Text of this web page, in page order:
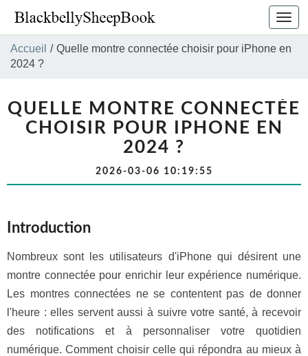
la
Accueil / Quelle montre connectée choisir pour iPhone en
2024 ?
QUELLE MONTRE CONNECTÉE
CHOISIR POUR IPHONE EN
2024 ?
2026-03-06 10:19:55
Introduction
Nombreux sont les utilisateurs d'iPhone qui désirent une
montre connectée pour enrichir leur expérience numérique.
Les montres connectées ne se contentent pas de donner
l'heure : elles servent aussi à suivre votre santé, à recevoir
des notifications et à personnaliser votre quotidien
numérique. Comment choisir celle qui répondra au mieux à